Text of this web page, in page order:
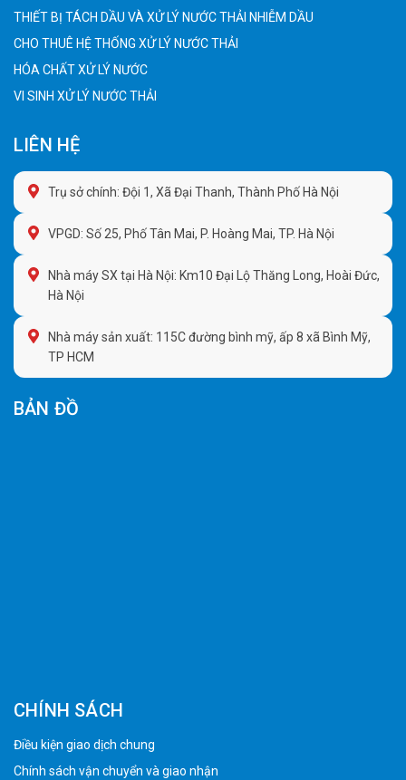
THIẾT BỊ TÁCH DẦU VÀ XỬ LÝ NƯỚC THẢI NHIỄM DẦU
CHO THUÊ HỆ THỐNG XỬ LÝ NƯỚC THẢI
HÓA CHẤT XỬ LÝ NƯỚC
VI SINH XỬ LÝ NƯỚC THẢI
LIÊN HỆ
Trụ sở chính: Đội 1, Xã Đại Thanh, Thành Phố Hà Nội
VPGD: Số 25, Phố Tân Mai, P. Hoàng Mai, TP. Hà Nội
Nhà máy SX tại Hà Nội: Km10 Đại Lộ Thăng Long, Hoài Đức,
Hà Nội
Nhà máy sản xuất: 115C đường bình mỹ, ấp 8 xã Bình Mỹ,
TP HCM
BẢN ĐỒ
CHÍNH SÁCH
Điều kiện giao dịch chung
Chính sách vận chuyển và giao nhận